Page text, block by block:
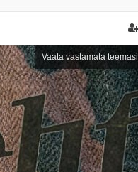
Vaata vastamata teemasi